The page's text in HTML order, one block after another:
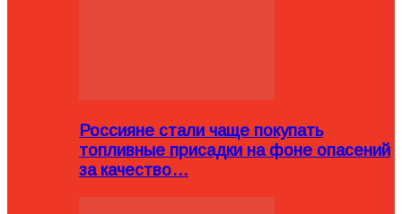
Россияне стали чаще покупать
топливные присадки на фоне опасений
за качество…